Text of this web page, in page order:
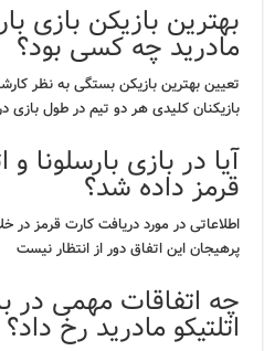
بهترین بازیکن بازی
مادرید چه کسی بود؟
تعیین بهترین بازیکن بستگی به نظر
بازیکنان کلیدی هر دو تیم در طول بازی
آیا در بازی بارسلونا و
قرمز داده شد؟
اطلاعاتی در مورد دریافت کارت قرمز در
پرهیجان این اتفاق دور از انتظار نیست
چه اتفاقات مهمی در
اتلتیکو مادرید رخ داد؟